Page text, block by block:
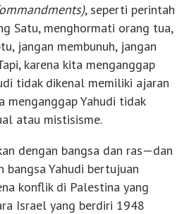
, seperti perintah
Satu, menghormati orang tua,
jangan membunuh, jangan
karena kita menganggap
tidak dikenal memiliki ajaran
menganggap Yahudi tidak
atau mistisisme.
dengan bangsa dan ras—dan
bangsa Yahudi bertujuan
konflik di Palestina yang
Israel yang berdiri 1948